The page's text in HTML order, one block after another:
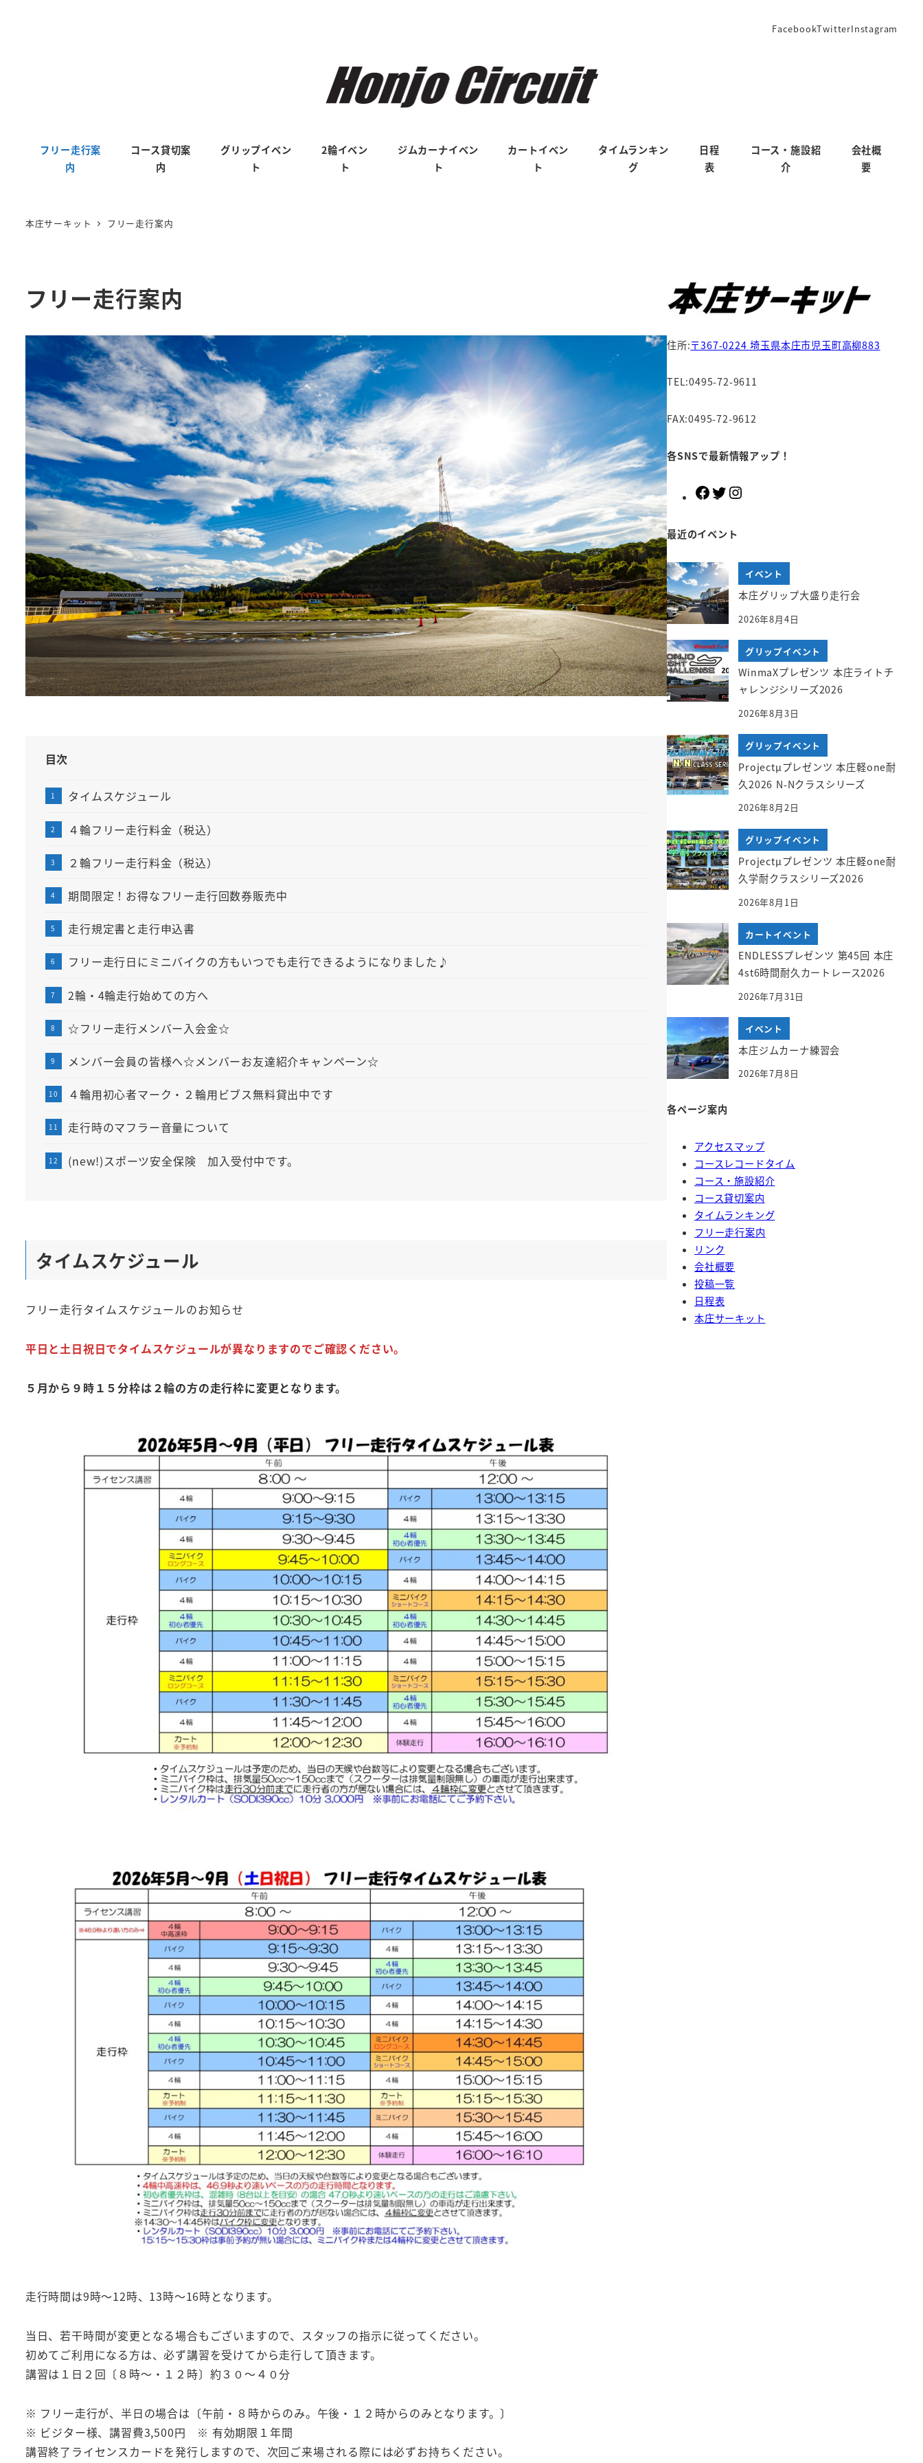
FacebookTwitterInstagram
フリー走行案
内
コース貸切案
内
グリップイベン
ト
2輪イベン
ト
ジムカーナイベン
ト
カートイベン
ト
タイムランキン
グ
日程
表
コース・施設紹
介
会社概
要
本庄サーキット フリー走行案内
フリー走行案内
目次
タイムスケジュール
４輪フリー走行料金（税込）
２輪フリー走行料金（税込）
期間限定！お得なフリー走行回数券販売中
走行規定書と走行申込書
フリー走行日にミニバイクの方もいつでも走行できるようになりました♪
2輪・4輪走行始めての方へ
☆フリー走行メンバー入会金☆
メンバー会員の皆様へ☆メンバーお友達紹介キャンペーン☆
４輪用初心者マーク・２輪用ビブス無料貸出中です
走行時のマフラー音量について
(new!)スポーツ安全保険 加入受付中です。
タイムスケジュール
フリー走行タイムスケジュールのお知らせ
平日と土日祝日でタイムスケジュールが異なりますのでご確認ください。
５月から９時１５分枠は２輪の方の走行枠に変更となります。
走行時間は9時～12時、13時～16時となります。
当日、若干時間が変更となる場合もございますので、スタッフの指示に従ってください。
初めてご利用になる方は、必ず講習を受けてから走行して頂きます。
講習は１日２回〔８時～・１２時〕約３０～４０分
※ フリー走行が、半日の場合は〔午前・８時からのみ。午後・１２時からのみとなります。〕
※ ビジター様、講習費3,500円 ※ 有効期限１年間
講習終了ライセンスカードを発行しますので、次回ご来場される際には必ずお持ちください。
住所:〒367-0224 埼玉県本庄市児玉町高柳883
TEL:0495-72-9611
FAX:0495-72-9612
各SNSで最新情報アップ！
F
e
b
o
o
k
T
e
r
a
g
r
最近のイベント
イベント
本庄グリップ大盛り走行会
2026年8月4日
グリップイベント
WinmaXプレゼンツ 本庄ライトチ
ャレンジシリーズ2026
2026年8月3日
グリップイベント
Projectμプレゼンツ 本庄軽one耐
久2026 N-Nクラスシリーズ
2026年8月2日
グリップイベント
Projectμプレゼンツ 本庄軽one耐
久学耐クラスシリーズ2026
2026年8月1日
カートイベント
ENDLESSプレゼンツ 第45回 本庄
4st6時間耐久カートレース2026
2026年7月31日
イベント
本庄ジムカーナ練習会
2026年7月8日
各ページ案内
アクセスマップ
コースレコードタイム
コース・施設紹介
コース貸切案内
タイムランキング
フリー走行案内
リンク
会社概要
投稿一覧
日程表
本庄サーキット